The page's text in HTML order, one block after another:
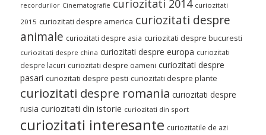
recordurilor Cinematografie curiozitati 2014 curiozitati
2015 curiozitati despre america curiozitati despre
animale curiozitati despre asia curiozitati despre bucuresti
curiozitati despre china curiozitati despre europa curiozitati
despre lacuri curiozitati despre oameni curiozitati despre
pasari curiozitati despre pesti curiozitati despre plante
curiozitati despre romania curiozitati despre
rusia curiozitati din istorie curiozitati din sport
curiozitati interesante curiozitatile de azi